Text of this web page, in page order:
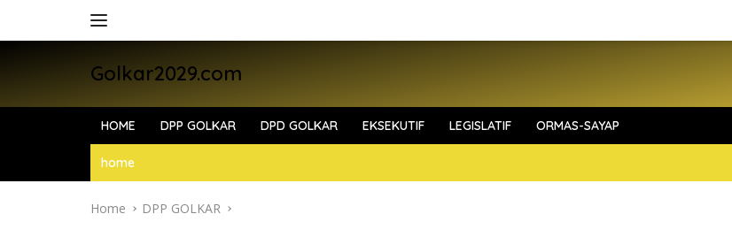
Golkar2029.com
HOME DPP GOLKAR DPD GOLKAR EKSEKUTIF LEGISLATIF ORMAS-SAYAP
home
Home DPP GOLKAR